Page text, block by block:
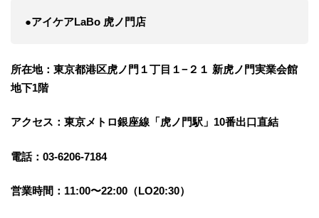
●アイケアLaBo 虎ノ門店
所在地：東京都港区虎ノ門１丁目１−２１ 新虎ノ門実業会館
地下1階
アクセス：東京メトロ銀座線「虎ノ門駅」10番出口直結
電話：03-6206-7184
営業時間：11:00〜22:00（LO20:30）